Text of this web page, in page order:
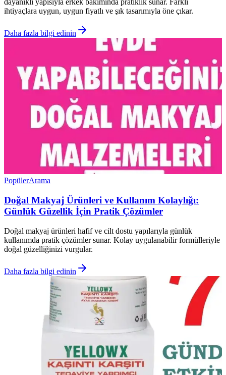
dayanıklı yapısıyla erkek bakımında pratiklik sunar. Farklı
ihtiyaçlara uygun, uygun fiyatlı ve şık tasarımıyla öne çıkar.
Daha fazla bilgi edinin
PopülerArama
Doğal Makyaj Ürünleri ve Kullanım Kolaylığı:
Günlük Güzellik İçin Pratik Çözümler
Doğal makyaj ürünleri hafif ve cilt dostu yapılarıyla günlük
kullanımda pratik çözümler sunar. Kolay uygulanabilir formülleriyle
doğal güzelliğinizi vurgular.
Daha fazla bilgi edinin